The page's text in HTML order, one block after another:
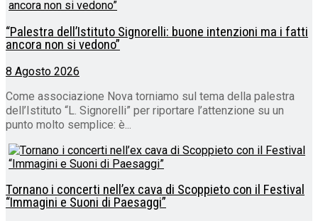
“Palestra dell’Istituto Signorelli: buone intenzioni ma i fatti
ancora non si vedono”
8 Agosto 2026
Come associazione Nova torniamo sul tema della palestra
dell’Istituto “L. Signorelli” per riportare l’attenzione su un
punto molto semplice: è...
Tornano i concerti nell’ex cava di Scoppieto con il Festival
“Immagini e Suoni di Paesaggi”